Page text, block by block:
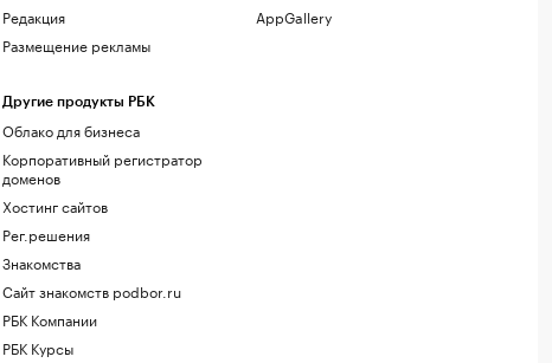
Редакция
Размещение рекламы
Другие продукты РБК
Облако для бизнеса
Корпоративный регистратор
доменов
Хостинг сайтов
Рег.решения
Знакомства
Сайт знакомств podbor.ru
РБК Компании
РБК Курсы
AppGallery